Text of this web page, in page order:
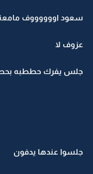
سعود اووووووف
عزوف لا
جلس يفرك حططبه
جلسوا عندها يدفون